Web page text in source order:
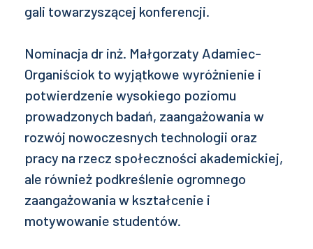
gali towarzyszącej konferencji.
Nominacja dr inż. Małgorzaty Adamiec-
Organiściok to wyjątkowe wyróżnienie i
potwierdzenie wysokiego poziomu
prowadzonych badań, zaangażowania w
rozwój nowoczesnych technologii oraz
pracy na rzecz społeczności akademickiej,
ale również podkreślenie ogromnego
zaangażowania w kształcenie i
motywowanie studentów.